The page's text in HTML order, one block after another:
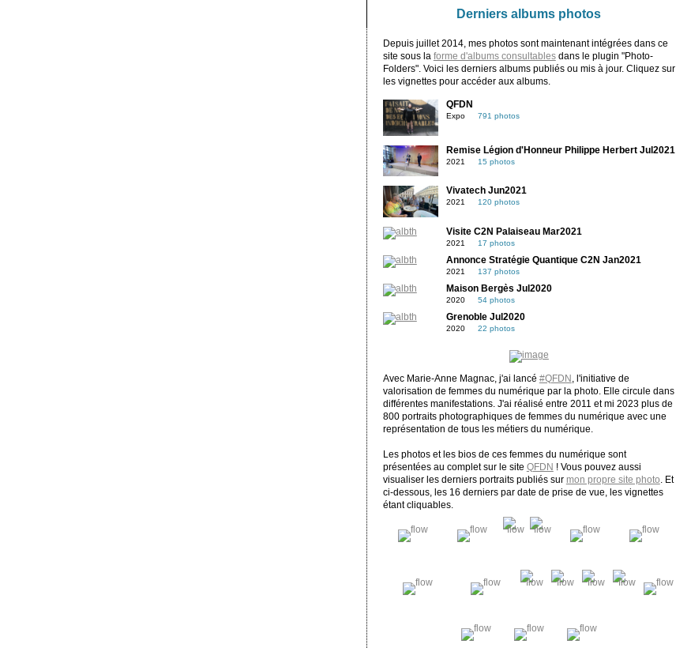
Derniers albums photos
Depuis juillet 2014, mes photos sont maintenant intégrées dans ce
site sous la forme d'albums consultablesdans le plugin "Photo-
Folders". Voici les derniers albums publiés ou mis à jour. Cliquez sur
les vignettes pour accéder aux albums.
QFDN
Expo 791 photos
Remise Légion d'Honneur Philippe Herbert Jul2021
2021 15 photos
Vivatech Jun2021
2021 120 photos
Visite C2N Palaiseau Mar2021
2021 17 photos
Annonce Stratégie Quantique C2N Jan2021
2021 137 photos
Maison Bergès Jul2020
2020 54 photos
Grenoble Jul2020
2020 22 photos
Avec Marie-Anne Magnac, j'ai lancé #QFDN
, l'initiative de
valorisation de femmes du numérique par la photo. Elle circule dans
différentes manifestations. J'ai réalisé entre 2011 et mi 2023 plus de
800 portraits photographiques de femmes du numérique avec une
représentation de tous les métiers du numérique.
Les photos et les bios de ces femmes du numérique sont
présentées au complet sur le site QFDN ! Vous pouvez aussi
visualiser les derniers portraits publiés sur mon propre site photo . Et
ci-dessous, les 16 derniers par date de prise de vue, les vignettes
étant cliquables.